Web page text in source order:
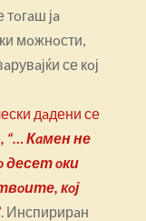
јa
мoжнoсти,
се кoј
дaдени се
, “… Кaмен не
десет oки
кoј
. Инспирирaн